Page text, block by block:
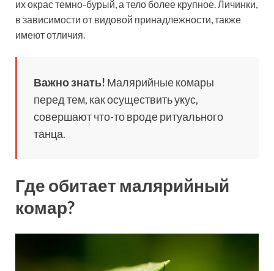
их окрас темно-бурый, а тело более крупное. Личинки,
в зависимости от видовой принадлежности, также
имеют отличия.
Важно знать! Малярийные комары
перед тем, как осуществить укус,
совершают что-то вроде ритуального
танца.
Где обитает малярийный
комар?